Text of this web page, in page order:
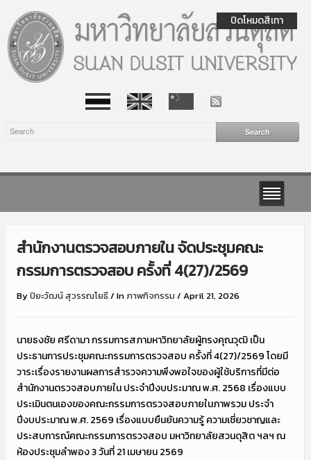
สำนักงานตรวจสอบภายใน จัดประชุมคณะ
กรรมการตรวจสอบ ครั้งที่ 4(27)/2569
Byปิยะวัฒน์ สุวรรณโยธี/ Inภาพกิจกรรม / April 21, 2026
นายธงชัย ศรีดามา กรรมการสภามหาวิทยาลัยผู้ทรงคุณวุฒิ เป็น
ประธานการประชุมคณะกรรมการตรวจสอบ ครั้งที่ 4(27)/2569 โดยมี
วาระเรื่องรายงานผลการสำรวจความพึงพอใจของผู้ใช้บริการที่มีต่อ
สำนักงานตรวจสอบภายใน ประจำปีงบประมาณ พ.ศ. 2568 เรื่องแบบ
ประเมินตนเองของคณะกรรมการตรวจสอบภายในภาพรวม ประจำ
ปีงบประมาณ พ.ศ. 2569 เรื่องแบบยืนยันความรู้ ความเชี่ยวชาญและ
ประสบการณ์คณะกรรมการตรวจสอบ มหาวิทยาลัยสวนดุสิต ฯลฯ ณ
ห้องประชุมลำพอง 3 วันที่ 21 เมษายน 2569
ปิดโหมดสีเทา